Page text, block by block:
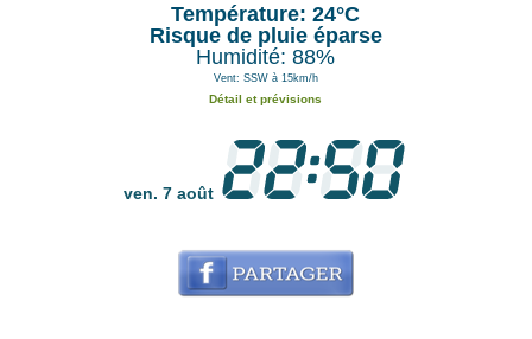
Température: 24°C
Risque de pluie éparse
Humidité: 88%
Vent: SSW à 15km/h
Détail et prévisions
ven. 7 août